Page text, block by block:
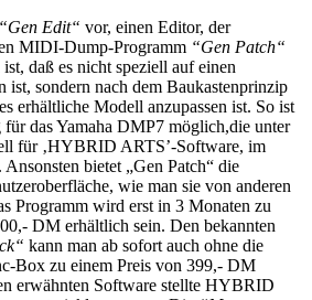
“Gen Edit“ vor, einen Editor, der
MIDI-Dump-Programm “Gen Patch“
daß es nicht speziell auf einen
ist, sondern nach dem Baukastenprinzip
erhältliche Modell anzupassen ist. So ist
für das Yamaha DMP7 möglich,die unter
für ‚HYBRID ARTS’-Software, im
bietet „Gen Patch“ die
wie man sie von anderen
Programm wird erst in 3 Monaten zu
DM erhältlich sein. Den bekannten
kann man ab sofort auch ohne die
Box zu einem Preis von 399,- DM
erwähnten Software stellte HYBRID